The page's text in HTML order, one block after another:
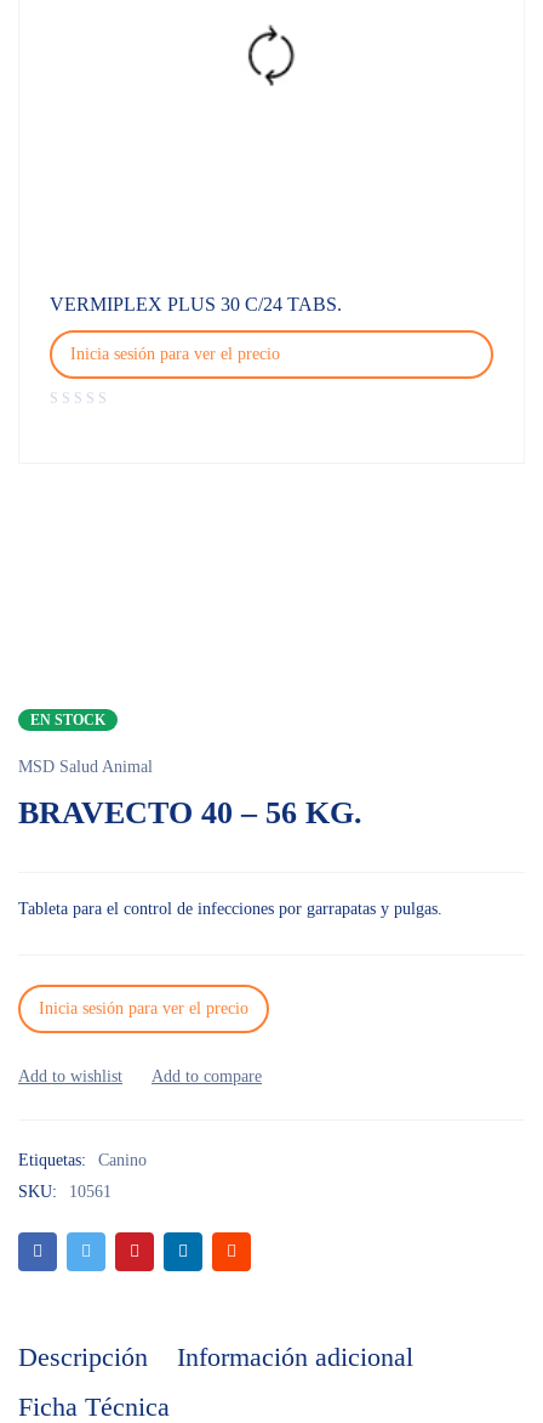
VERMIPLEX PLUS 30 C/24 TABS.
Inicia sesión para ver el precio
EN STOCK
MSD Salud Animal
BRAVECTO 40 – 56 KG.
Tableta para el control de infecciones por garrapatas y pulgas.
Inicia sesión para ver el precio
Etiquetas:
Canino
SKU:
10561
Descripción
Información adicional
Ficha Técnica